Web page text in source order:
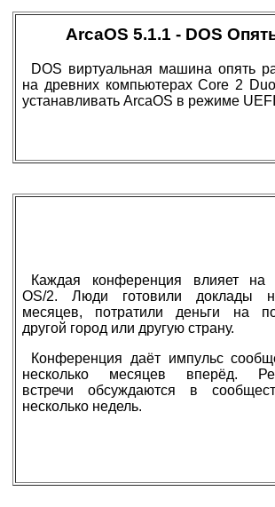
ArcaOS 5.1.1 - DOS
DOS виртуальная машина опять
на древних компьютерах Core 2
устанавливать ArcaOS в режиме
Каждая конференция влияет на
OS/2. Люди готовили доклады
месяцев, потратили деньги на
другой город или другую страну.
Конференция даёт импульс
несколько месяцев вперёд.
встречи обсуждаются в
несколько недель.